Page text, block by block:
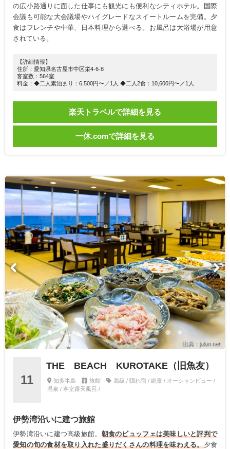
の広小路通りに面した仕事にも観光にも便利なシティホテル。国際
会議も可能な大会議場やハイグレードなスイートルームを完備。夕
食はフレンチや中華、日本料理から選べる。お風呂は大浴場が用意
されている。
【詳細情報】
住所：愛知県名古屋市中区栄4-6-8
客室数：564室
料金：◆二人素泊まり：6,500円〜／1人 ◆二人2食：10,600円〜／1人
楽天トラベルで詳細を見る
一休.comで詳細を見る
出典：jalan.net
11
THE BEACH KUROTAKE（旧魚友）
知多半島 旅館
高級 / 隠れ宿 / 絶景 / オーシャンビュー /
温泉 / 客室露天風呂 /
伊勢湾沿いに建つ旅館
伊勢湾沿いに建つ高級旅館。 朝食のビュッフェは美味しいと評判で
愛知の旬の食材を取り入れた盛りだくさんの料理を味わえる。 夕食